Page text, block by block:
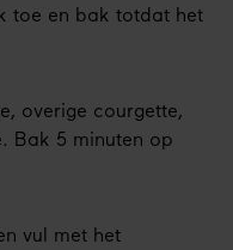
toe en bak totdat het
overige courgette,
Bak 5 minuten op
vul met het